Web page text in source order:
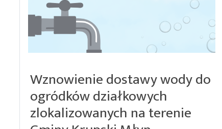
Wznowienie dostawy wody do
ogródków działkowych
zlokalizowanych na terenie